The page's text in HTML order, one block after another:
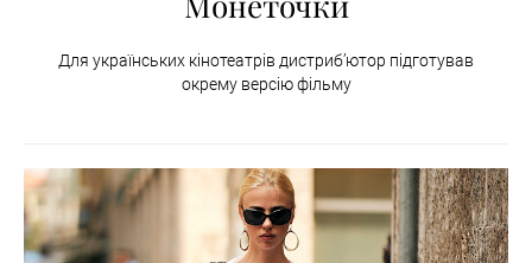
Для українських кінотеатрів дистриб’ютор підготував
окрему версію фільму